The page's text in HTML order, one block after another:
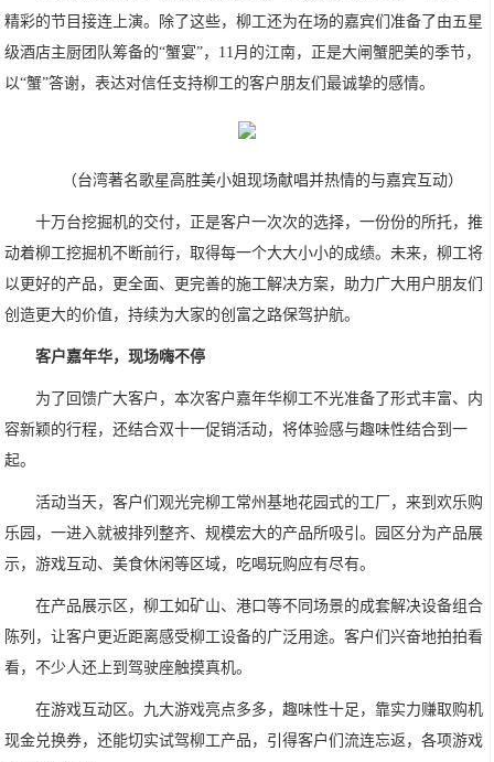
精彩的节目接连上演。除了这些，柳工还为在场的嘉宾们准备了由五星
级酒店主厨团队筹备的“蟹宴”，11月的江南，正是大闸蟹肥美的季节，
以“蟹”答谢，表达对信任支持柳工的客户朋友们最诚挚的感情。
（台湾著名歌星高胜美小姐现场献唱并热情的与嘉宾互动）
十万台挖掘机的交付，正是客户一次次的选择，一份份的所托，推
动着柳工挖掘机不断前行，取得每一个大大小小的成绩。未来，柳工将
以更好的产品，更全面、更完善的施工解决方案，助力广大用户朋友们
创造更大的价值，持续为大家的创富之路保驾护航。
客户嘉年华，现场嗨不停
为了回馈广大客户，本次客户嘉年华柳工不光准备了形式丰富、内
容新颖的行程，还结合双十一促销活动，将体验感与趣味性结合到一
起。
活动当天，客户们观光完柳工常州基地花园式的工厂，来到欢乐购
乐园，一进入就被排列整齐、规模宏大的产品所吸引。园区分为产品展
示，游戏互动、美食休闲等区域，吃喝玩购应有尽有。
在产品展示区，柳工如矿山、港口等不同场景的成套解决设备组合
陈列，让客户更近距离感受柳工设备的广泛用途。客户们兴奋地拍拍看
看，不少人还上到驾驶座触摸真机。
在游戏互动区。九大游戏亮点多多，趣味性十足，靠实力赚取购机
现金兑换券，还能切实试驾柳工产品，引得客户们流连忘返，各项游戏